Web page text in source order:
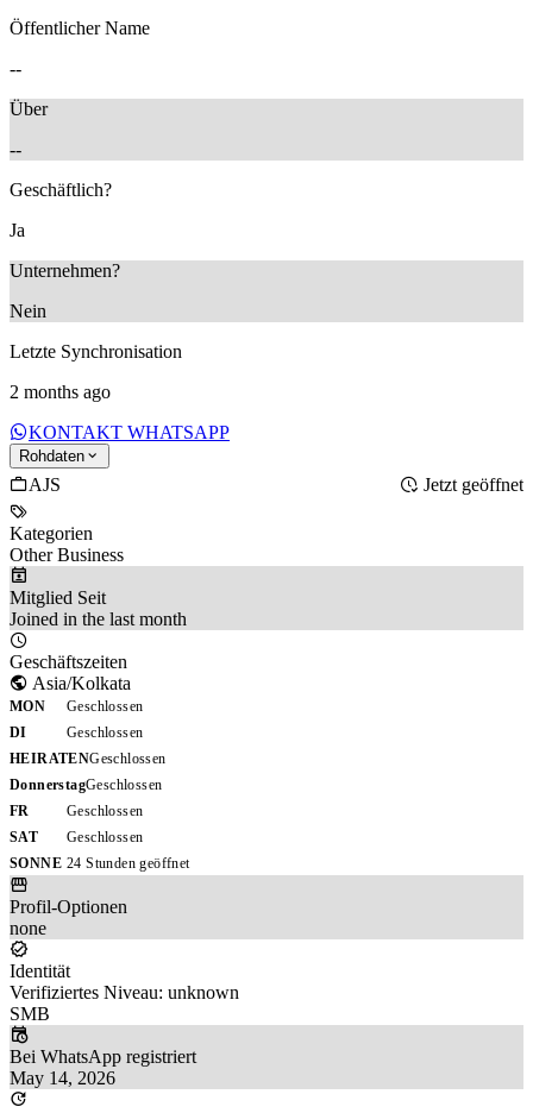
Öffentlicher Name
--
Über
--
Geschäftlich?
Ja
Unternehmen?
Nein
Letzte Synchronisation
2 months ago
KONTAKT WHATSAPP
Rohdaten
AJS Jetzt geöffnet
Kategorien
Other Business
Mitglied Seit
Joined in the last month
Geschäftszeiten
Asia/Kolkata
MON
Geschlossen
DI
Geschlossen
HEIRATENGeschlossen
DonnerstagGeschlossen
FR
Geschlossen
SAT
Geschlossen
SONNE 24 Stunden geöffnet
Profil-Optionen
none
Identität
Verifiziertes Niveau: unknown
SMB
Bei WhatsApp registriert
May 14, 2026